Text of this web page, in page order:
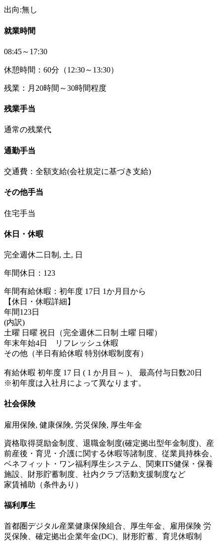
出向:無し
就業時間
08:45～17:30
休憩時間：60分（12:30～13:30）
残業：月20時間～30時間程度
残業手当
通常の残業代
通勤手当
交通費：全額支給(会社規定に基づき支給)
その他手当
住宅手当
休日・休暇
完全週休二日制, 土, 日
年間休日：123
年間有給休暇：初年度 17日 1か月目から
【休日・休暇詳細】
年間123日
(内訳)
土曜 日曜 祝日（完全週休二日制 土曜 日曜）
年末年始4日 リフレッシュ休暇
その他（半日有給休暇 特別休暇制度有）
有給休暇 初年度 17 日 ( 1 か月目～ )、 最高付与日数20日
※初年度は入社月によって異なります。
社会保険
雇用保険, 健康保険, 労災保険, 厚生年金
資格取得奨励金制度、退職金制度(確定拠出型年金制度)、産
前産後・育児・介護に関する休暇等諸制度、従業員持株会、
ベネフィット・ワン福利厚生システム、関東ITS健保・保養
施設、財形貯蓄制度、社内クラブ活動支援制度など
家賃補助（条件あり）
福利厚生
首都圏デジタル産業健康保険組合、厚生年金、雇用保険 労
災保険、確定拠出企業年金(DC)、財形貯蓄、育児休暇制